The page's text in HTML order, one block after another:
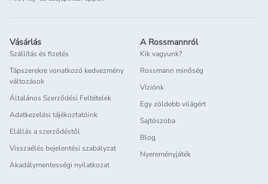
Vásárlás
Szállítás és fizetés
Tápszerekre vonatkozó kedvezmény
változások
Általános Szerződési Feltételek
Adatkezelési tájékoztatóink
Elállás a szerződéstől
Visszaélés bejelentési szabályzat
Akadálymentességi nyilatkozat
A Rossmannról
Kik vagyunk?
Rossmann minőség
Víziónk
Egy zöldebb világért
Sajtószoba
Blog
Nyereményjáték